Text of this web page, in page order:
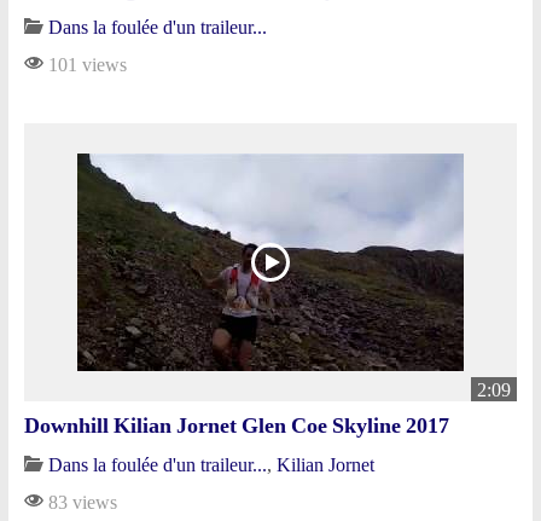
Dans la foulée d'un traileur...
101 views
2:09
Downhill Kilian Jornet Glen Coe Skyline 2017
Dans la foulée d'un traileur...
Kilian Jornet
83 views